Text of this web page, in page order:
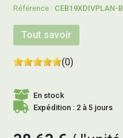
CEB19XDIVPLAN-B
Tout savoir
(0)
En stock
Expédition : 2 à 5 jours